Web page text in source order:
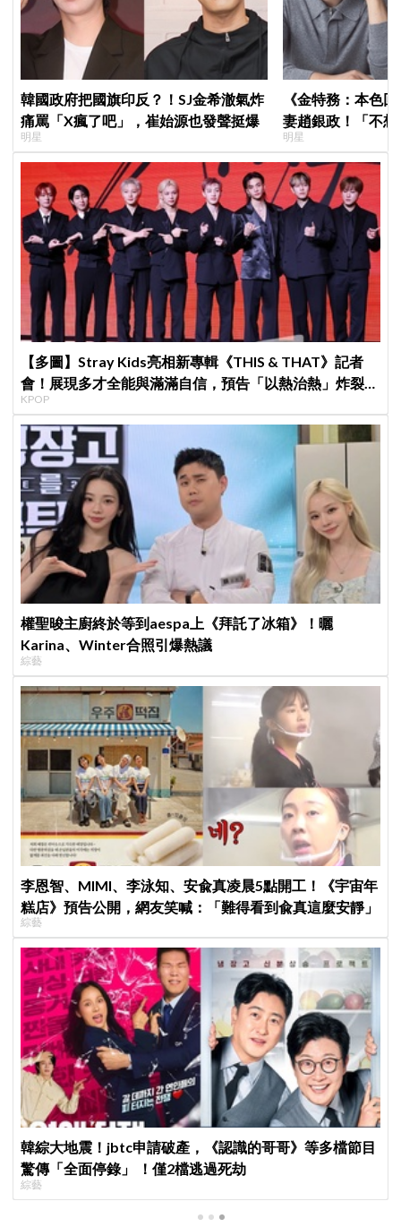
韓國政府把國旗印反？！SJ金希澈氣炸
痛罵「X瘋了吧」，崔始源也發聲挺爆
明星
《金特務：本色
妻趙銀政！「不
一句話展現滿滿
明星
【多圖】Stray Kids亮相新專輯《THIS & THAT》記者
會！展現多才全能與滿滿自信，預告「以熱治熱」炸裂夏
日音樂圈
KPOP
權聖晙主廚終於等到aespa上《拜託了冰箱》！曬
Karina、Winter合照引爆熱議
綜藝
李恩智、MIMI、李泳知、安兪真凌晨5點開工！《宇宙年
糕店》預告公開，網友笑喊：「難得看到兪真這麼安靜」
綜藝
韓綜大地震！jbtc申請破產，《認識的哥哥》等多檔節目
驚傳「全面停錄」 ！僅2檔逃過死劫
綜藝